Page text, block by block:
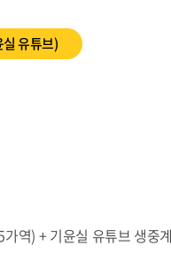
유튜브)
역) + 기윤실 유튜브 생중